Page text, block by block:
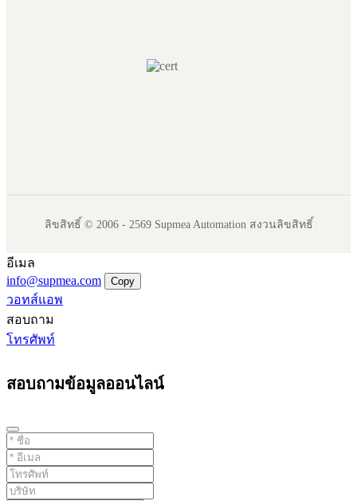
ลิขสิทธิ์ © 2006 - 2569 Supmea Automation สงวนลิขสิทธิ์
อีเมล
info@supmea.com
Copy
วอทส์แอพ
สอบถาม
โทรศัพท์
สอบถามข้อมูลออนไลน์